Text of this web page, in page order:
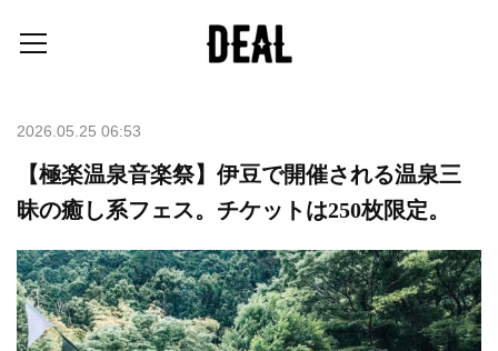
2026.05.25 06:53
【極楽温泉音楽祭】伊豆で開催される温泉三
昧の癒し系フェス。チケットは250枚限定。